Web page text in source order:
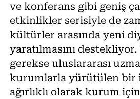
ve konferans gibi geniş
etkinlikler serisiyle de
kültürler arasında yeni
yaratılmasını
gerekse uluslararası
kurumlarla yürütülen bir
ağırlıklı olarak kurum